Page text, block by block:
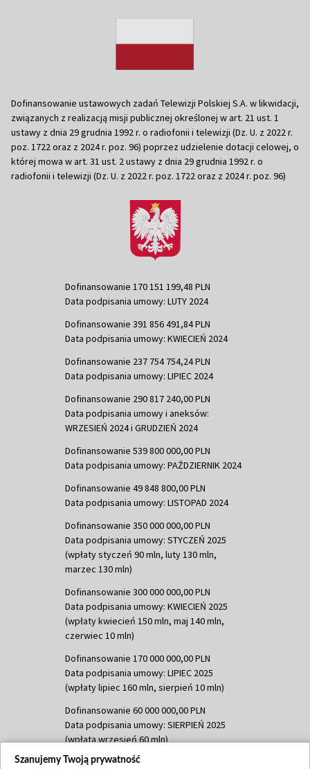
Dofinansowanie ustawowych zadań Telewizji Polskiej S.A. w likwidacji,
związanych z realizacją misji publicznej określonej w art. 21 ust. 1
ustawy z dnia 29 grudnia 1992 r. o radiofonii i telewizji (Dz. U. z 2022 r.
poz. 1722 oraz z 2024 r. poz. 96) poprzez udzielenie dotacji celowej, o
której mowa w art. 31 ust. 2 ustawy z dnia 29 grudnia 1992 r. o
radiofonii i telewizji (Dz. U. z 2022 r. poz. 1722 oraz z 2024 r. poz. 96)
Dofinansowanie 170 151 199,48 PLN
Data podpisania umowy: LUTY 2024
Dofinansowanie 391 856 491,84 PLN
Data podpisania umowy: KWIECIEŃ 2024
Dofinansowanie 237 754 754,24 PLN
Data podpisania umowy: LIPIEC 2024
Dofinansowanie 290 817 240,00 PLN
Data podpisania umowy i aneksów:
WRZESIEŃ 2024 i GRUDZIEŃ 2024
Dofinansowanie 539 800 000,00 PLN
Data podpisania umowy: PAŹDZIERNIK 2024
Dofinansowanie 49 848 800,00 PLN
Data podpisania umowy: LISTOPAD 2024
Dofinansowanie 350 000 000,00 PLN
Data podpisania umowy: STYCZEŃ 2025
(wpłaty styczeń 90 mln, luty 130 mln,
marzec 130 mln)
Dofinansowanie 300 000 000,00 PLN
Data podpisania umowy: KWIECIEŃ 2025
(wpłaty kwiecień 150 mln, maj 140 mln,
czerwiec 10 mln)
Dofinansowanie 170 000 000,00 PLN
Data podpisania umowy: LIPIEC 2025
(wpłaty lipiec 160 mln, sierpień 10 mln)
Dofinansowanie 60 000 000,00 PLN
Data podpisania umowy: SIERPIEŃ 2025
(wpłata wrzesień 60 mln)
Dofinansowanie 635 783 051,21 PLN
Szanujemy Twoją prywatność